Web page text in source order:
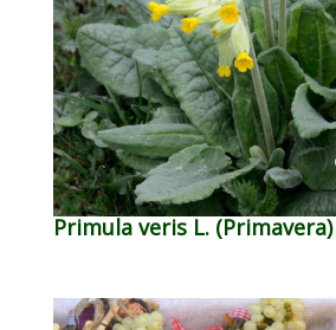
Primula veris L. (Primavera)